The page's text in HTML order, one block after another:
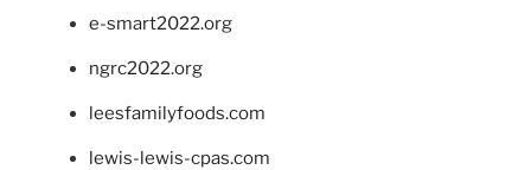
e-smart2022.org
ngrc2022.org
leesfamilyfoods.com
lewis-lewis-cpas.com